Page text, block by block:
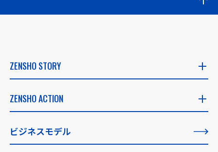
ZENSHO STORY
ZENSHO STORY
創業者メッセージ
ZENSHO ACTION
ZENSHO ACTION
ビジネスモデル